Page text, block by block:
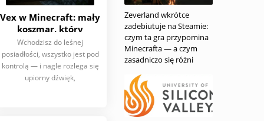
Vex w Minecraft: mały
koszmar, który
przenika przez ściany
Wchodzisz do leśnej
posiadłości, wszystko jest pod
kontrolą — i nagle rozlega się
upiorny dźwięk,
Zeverland wkrótce
zadebiutuje na Steamie:
czym ta gra przypomina
Minecrafta — a czym
zasadniczo się różni